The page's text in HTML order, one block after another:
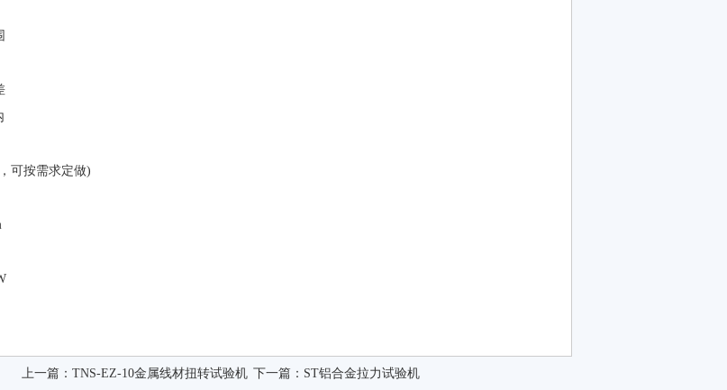
可按需求定做)
上一篇： TNS-EZ-10金属线材扭转试验机 下一篇： ST铝合金拉力试验机